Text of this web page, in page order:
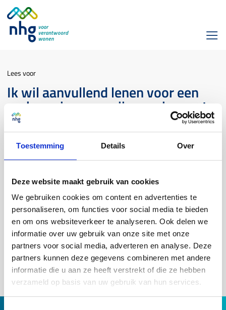
Toestemming Details Over
Deze website maakt gebruik van cookies
We gebruiken cookies om content en advertenties te
personaliseren, om functies voor social media te bieden
en om ons websiteverkeer te analyseren. Ook delen we
informatie over uw gebruik van onze site met onze
partners voor social media, adverteren en analyse. Deze
partners kunnen deze gegevens combineren met andere
informatie die u aan ze heeft verstrekt of die ze hebben
verzameld op basis van uw gebruik van hun services.
Lees voor
Ik wil aanvullend lenen voor een
verbouwing van mijn woning met
erfpachtconstructie of koperssteun
(eerder: 'kortingsconstructie').
Moet ik dit voorleggen aan de
aanbieder van de constructie?
Ja, je moet in de meeste gevallen toestemming vragen.
Controleer altijd je contract om te zien welke specifieke
voorwaarden gelden. Zoals de verplichting tot terugbetaling bij
koperssteun.